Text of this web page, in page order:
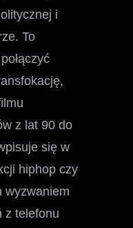
i
To
z lat 90 do
się w
hiphop czy
wyzwaniem
z telefonu